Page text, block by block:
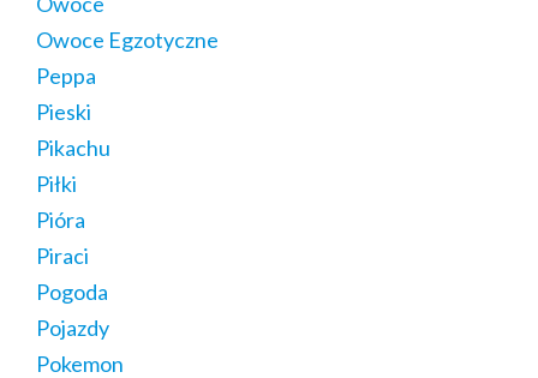
Owoce Egzotyczne
Peppa
Pieski
Pikachu
Piłki
Pióra
Piraci
Pogoda
Pojazdy
Pokemon